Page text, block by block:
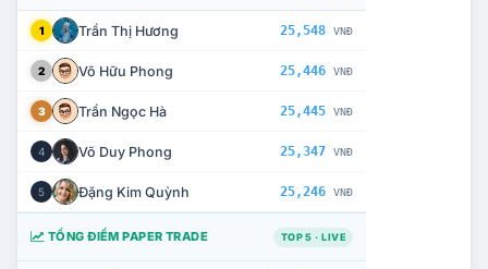
1 Trần Thị Hương 25,548 VNĐ
2 Võ Hữu Phong 25,446 VNĐ
3 Trần Ngọc Hà 25,445 VNĐ
4 Võ Duy Phong 25,347 VNĐ
5 Đặng Kim Quỳnh 25,246 VNĐ
TỔNG ĐIỂM PAPER TRADE TOP 5 · LIVE